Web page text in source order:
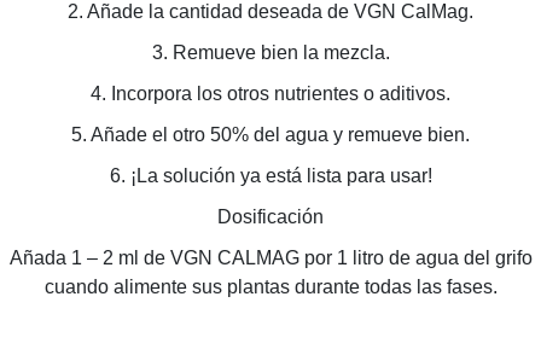
2. Añade la cantidad deseada de VGN CalMag.
3. Remueve bien la mezcla.
4. Incorpora los otros nutrientes o aditivos.
5. Añade el otro 50% del agua y remueve bien.
6. ¡La solución ya está lista para usar!
Dosificación
Añada 1 – 2 ml de VGN CALMAG por 1 litro de agua del grifo
cuando alimente sus plantas durante todas las fases.